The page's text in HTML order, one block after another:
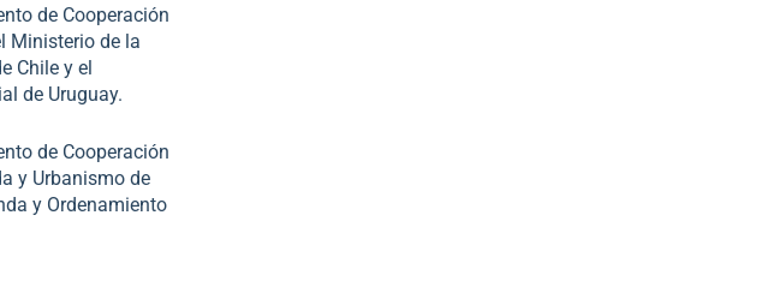
de Cooperación
Ministerio de la
Chile y el
de Uruguay.
de Cooperación
y Urbanismo de
y Ordenamiento